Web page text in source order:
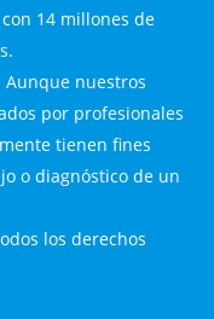
14 millones de
Aunque nuestros
por profesionales
tienen fines
o diagnóstico de un
los derechos